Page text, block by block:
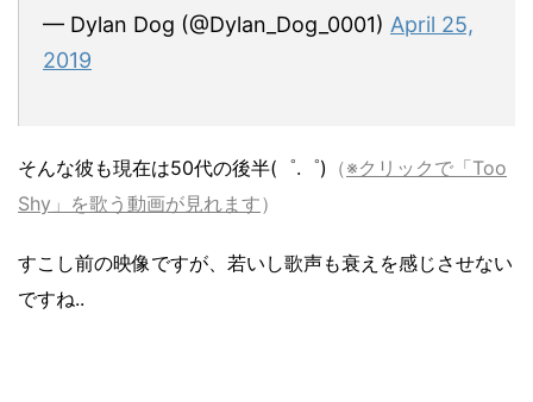
— Dylan Dog (@Dylan_Dog_0001) April 25,
2019
そんな彼も現在は50代の後半(゜.゜) （※クリックで「Too
Shy」を歌う動画が見れます）
すこし前の映像ですが、若いし歌声も衰えを感じさせない
ですね..